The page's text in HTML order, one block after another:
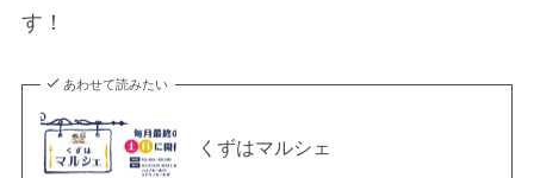
す！
あわせて読みたい
くずはマルシェ